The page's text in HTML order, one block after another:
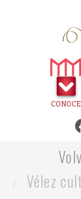
CONOCE
Vélez